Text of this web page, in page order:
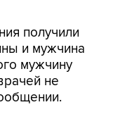
получили
и мужчина
мужчину
не